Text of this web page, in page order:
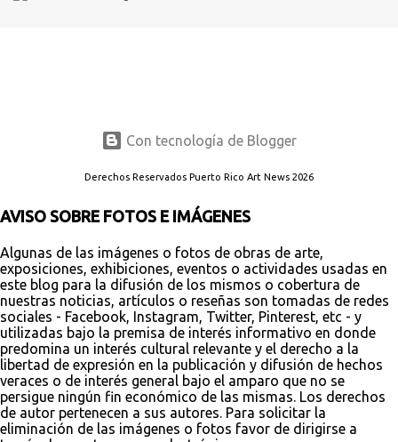
Con tecnología de Blogger
Derechos Reservados Puerto Rico Art News 2026
AVISO SOBRE FOTOS E IMÁGENES
Algunas de las imágenes o fotos de obras de arte,
exposiciones, exhibiciones, eventos o actividades usadas en
este blog para la difusión de los mismos o cobertura de
nuestras noticias, artículos o reseñas son tomadas de redes
sociales - Facebook, Instagram, Twitter, Pinterest, etc - y
utilizadas bajo la premisa de interés informativo en donde
predomina un interés cultural relevante y el derecho a la
libertad de expresión en la publicación y difusión de hechos
veraces o de interés general bajo el amparo que no se
persigue ningún fin económico de las mismas. Los derechos
de autor pertenecen a sus autores. Para solicitar la
eliminación de las imágenes o fotos favor de dirigirse a